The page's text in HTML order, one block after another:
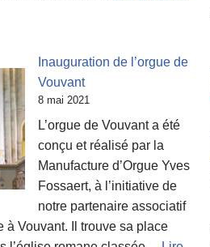
Inauguration de l’orgue de
Vouvant
8 mai 2021
L’orgue de Vouvant a été
conçu et réalisé par la
Manufacture d’Orgue Yves
Fossaert, à l’initiative de
notre partenaire associatif
à Vouvant. Il trouve sa place